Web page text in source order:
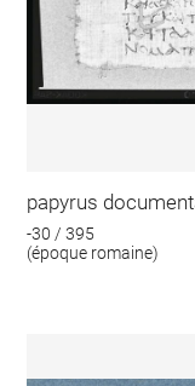
papyrus
-30 / 395
(époque romaine)